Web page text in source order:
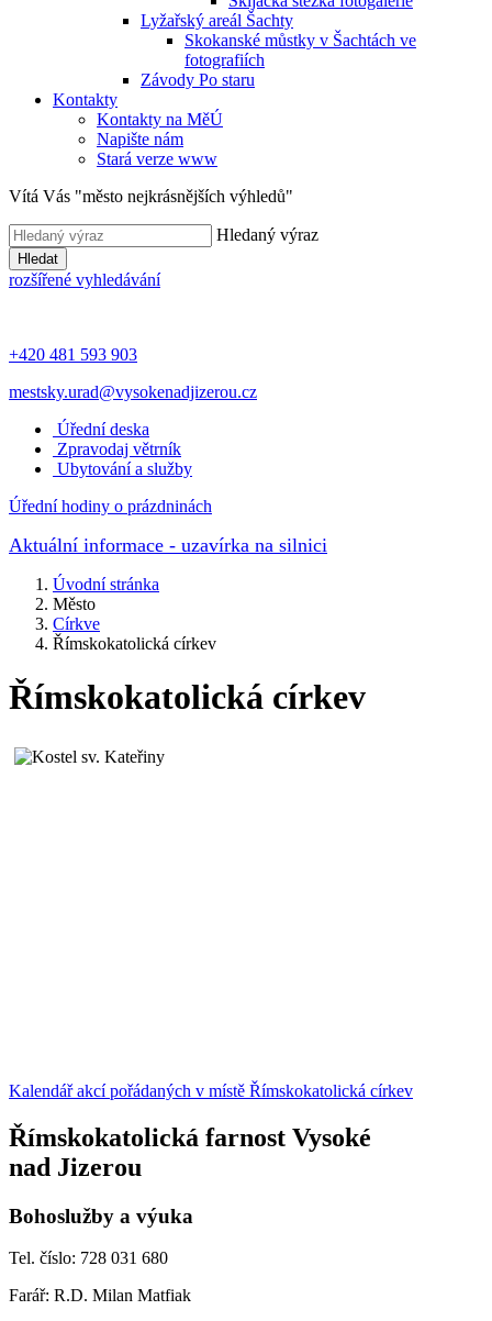
Lyžařský areál Šachty
Skokanské můstky v Šachtách ve
fotografiích
Závody Po staru
Kontakty
Kontakty na MěÚ
Napište nám
Stará verze www
Vítá Vás "město nejkrásnějších výhledů"
Hledaný výraz
Hledat
rozšířené vyhledávání
+420 481 593 903
mestsky.urad@vysokenadjizerou.cz
Úřední deska
Zpravodaj větrník
Ubytování a služby
Úřední hodiny o prázdninách
Aktuální informace - uzavírka na silnici
Úvodní stránka
Město
Církve
Římskokatolická církev
Římskokatolická církev
Kalendář akcí pořádaných v místě Římskokatolická církev
Římskokatolická farnost Vysoké
nad Jizerou
Bohoslužby a výuka
Tel. číslo: 728 031 680
Farář: R.D. Milan Matfiak